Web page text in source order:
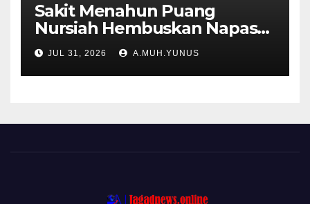
Sakit Menahun Puang
Nursiah Hembuskan Napas
Terakhir
JUL 31, 2026 A.MUH.YUNUS